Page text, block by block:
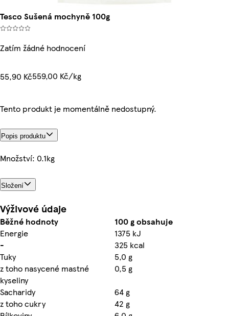
Tesco Sušená mochyně 100g
Zatím žádné hodnocení
55,90 Kč559,00 Kč/kg
Tento produkt je momentálně nedostupný.
Popis produktu
Množství: 0.1kg
Složení
Výživové údaje
Běžné hodnoty
100 g obsahuje
Energie
1375 kJ
-
325 kcal
Tuky
5,0 g
z toho nasycené mastné
kyseliny
0,5 g
Sacharidy
64 g
z toho cukry
42 g